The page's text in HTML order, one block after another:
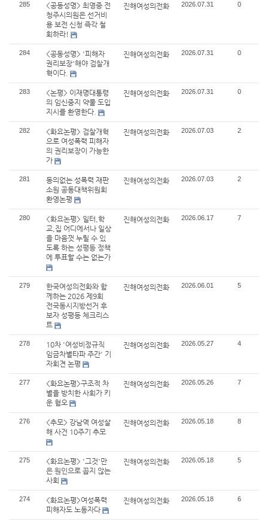
285
<공동성명> 최영중 전
청주시의원은 선거비
용 보전 신청 즉각 철
회하라!
진해여성의전화 2026.07.31 0
284
<공동성명> '피해자
권리보장'해야 검찰개
혁이다.
진해여성의전화 2026.07.31 0
283
<논평> 이재명대통령
의 임신중지 약물 도입
지시를 환영한다.
진해여성의전화 2026.07.31 0
282
<화요논평> 검찰개혁
으로 여성폭력 피해자
의 권리보장이 가능한
가
진해여성의전화 2026.07.03 2
281
동의없는 성폭력 재판
소원 공동대책위원회
환영논평
진해여성의전화 2026.07.03 2
280
<화요논평> 일터,학
교,집 어디에서나 일상
을 마음껏 누릴 수 있
도록 하는 성평등 정책
에 투표할 수는 없는가
진해여성의전화 2026.06.17 7
279
한국여성의전화와 함
께하는 2026 제9회
전국동시지방선거 후
보자 성평등 체크리스
트
진해여성의전화 2026.06.01 5
278
10차 '여성비정규직
임금차별타파 주간' 기
자회견 논평
진해여성의전화 2026.05.27 4
277
<화요논평>구조적 차
별을 방치한 사회가 키
운 혐오
진해여성의전화 2026.05.26 7
276
<추모> 강남역 여성살
해 사건 10주기 추모
진해여성의전화 2026.05.18 8
275
<화요논평> '그것'만
은 원인으로 꼽지 않는
사회
진해여성의전화 2026.05.18 5
274
<화요논평>여성폭력
피해자도 노동자다
진해여성의전화 2026.05.18 6